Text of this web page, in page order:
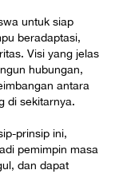
untuk siap
beradaptasi,
Visi yang jelas
hubungan,
antara
di sekitarnya.
prinsip ini,
pemimpin masa
dan dapat